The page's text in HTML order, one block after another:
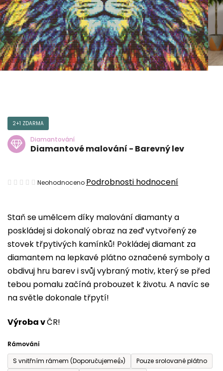
Staň se umělcem díky malování diamanty a
poskládej si dokonalý obraz na zeď vytvořený ze
stovek třpytivých kamínků! Pokládej diamant za
diamantem na lepkavé plátno označené symboly a
obdivuj hru barev i svůj vybraný motiv, který se před
tebou pomalu začíná probouzet k životu. A navíc se
na světle dokonale třpytí!
Výroba vČR!
Rámování
S vnitřním rámem (Doporučujeme👍)
Pouze srolované plátno
2+1 ZDARMA
Diamantování
Diamantové malování - Barevný lev
Průměrné
je
0,0
z
5
hvězdiček.
Neohodnoceno Podrobnosti hodnocení